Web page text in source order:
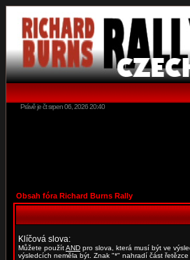
Právě je čt srpen 06, 2026 20:40
Obsah fóra Richard Burns Rally
Klíčová slova:
Můžete použítAND pro slova, která musí být ve
výsledcích neměla být. Znak "*" nahradí část